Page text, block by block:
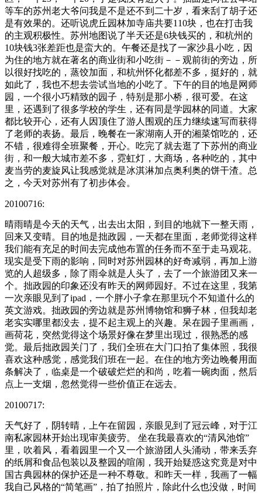
等车的苏州老大爷问我是不是还不到二十岁，看来刮了胡子还
是有效果的。还听说虎丘园林加寺庙共要110块，也在打击我
的主观积极性。苏州地图说了半天还是6块钱买的，和杭州的
10块钱3张差距也是蛮大的。午餐还是找了一家沙县小吃，因
为住的地方就在著名的商业街和小吃街－－观前街的旁边，所
以很好找吃的，蒸饺加面，和杭州怀化都差不多，挺好的，就
如此了，我也不想去尝试当地的小吃了。下午的目的地是网师
园，一个很小巧精致的园子，特别是那小桥，很可爱。在这
里，还遇到了很多学校的学生，还有同是学园林的同道。大家
都比较开心，还有人因顶住了游人围观的压力继续速写而获得
了老师的表扬。最后，晚餐在一家湖南人开的湘菜馆吃的，还
不错，很难得全班聚餐，开心。吃完了就去逛了下苏州的商业
街，和一般大城市差不多，霓虹灯，大商场，各种吃的，其中
麦当劳的麦旋风让我感觉就是冰淇淋加点奥利奥的饼干渣。总
之，今天对苏州有了初步体会。
20100716:
晴雨晴是今天的天气，出去出太阳，到目的地就下一整天雨，
回来又变晴。目的地是拙政园，一天都在里面，老师觉得这样
我们能有充足的时间去完成他布置的任务而不至于走马观花。
现实是受下雨的影响，同时对苏州园林的好奇减弱，再加上游
览的人超级多，除了雨伞就是人头了，去了一个旅游团又来一
个。拙政园的印象还没有昨天的网师园好。不过在这里，我第
一次亲眼见到了ipad，一个胖小子拿在那里玩个不知道什么的
英文游戏。拙政园的旁边就是苏州博物馆和狮子林，但我却老
老实实哪里都没去，提不起主观上的兴趣。呆在园子里画画，
画荷花，突然觉得这个场景好像在梦里出现过，很熟悉的感
觉。最后拙政园关门了，我们全班在大门口拍了集体照，我很
喜欢这种感觉，感觉我们班在一起。在住的地方旁边晚餐用面
条解决了，临桌是一个破破烂烂的和尚，吃着一碗肉面，然后
点上一支烟，忽然觉得一些价值正在远去。
20100717:
天气好了，阴转晴，上午在留园，亲眼见到了冠云峰，对于江
南私家园林开始出现审美疲劳。 坐在我最喜欢的“清风池馆”
里，吹着风，看着园里一个又一个旅游团人头涌动，带来丢弃
的纸屑和食品包装以及整园的喧闹，我开始疑惑这究竟是对中
国古典园林的保护还是一种不尊敬。和昨天一样，我画了一幅
我自己风格的“简笔画”，拍了拍照片，除此什么也没做，时间